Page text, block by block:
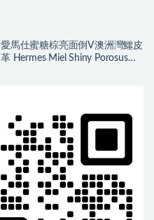
愛馬仕蜜糖棕亮面倒V澳洲灣鱷皮
革 Hermes Miel Shiny Porosus